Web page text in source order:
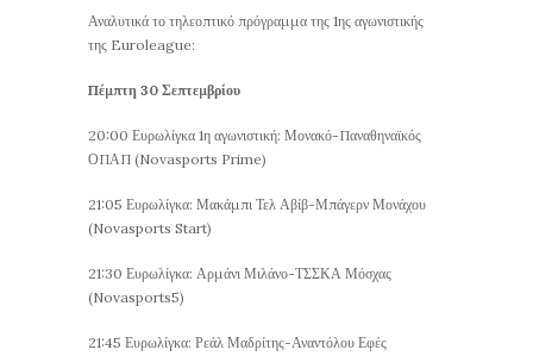
Αναλυτικά το τηλεοπτικό πρόγραμμα της 1ης αγωνιστικής
της Euroleague:
Πέμπτη 30 Σεπτεμβρίου
20:00 Ευρωλίγκα 1η αγωνιστική: Μονακό-Παναθηναϊκός
ΟΠΑΠ (Novasports Prime)
21:05 Ευρωλίγκα: Μακάμπι Τελ Αβίβ-Μπάγερν Μονάχου
(Novasports Start)
21:30 Ευρωλίγκα: Αρμάνι Μιλάνο-ΤΣΣΚΑ Μόσχας
(Novasports5)
21:45 Ευρωλίγκα: Ρεάλ Μαδρίτης-Αναντόλου Εφές